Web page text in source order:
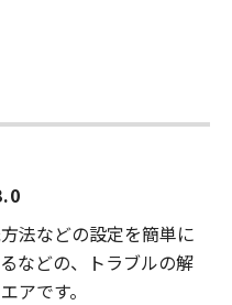
法などの設定を簡単に
などの、トラブルの解
アです。